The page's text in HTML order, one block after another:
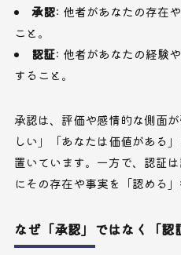
承認: 他者があなたの存在
こと。
認証: 他者があなたの経験
すること。
承認は、評価や感情的な側面
しい」「あなたは価値がある
置いています。一方で、認証
にその存在や事実を「認める」
なぜ「承認」ではなく「認